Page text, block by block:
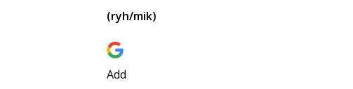
(ryh/mik)
Add